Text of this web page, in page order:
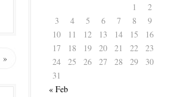
»
1
2
3
4 5 6 7 8
9
10
11 12 13 14 15
16
17
18 19 20 21 22
23
24
25 26 27 28 29
30
31
« Feb